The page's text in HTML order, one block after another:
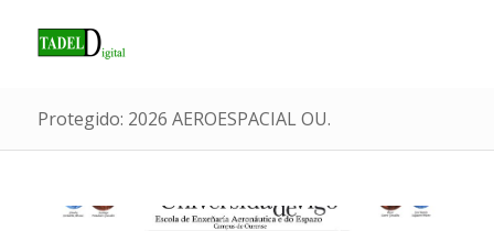
Protegido: 2026 AEROESPACIAL OU.